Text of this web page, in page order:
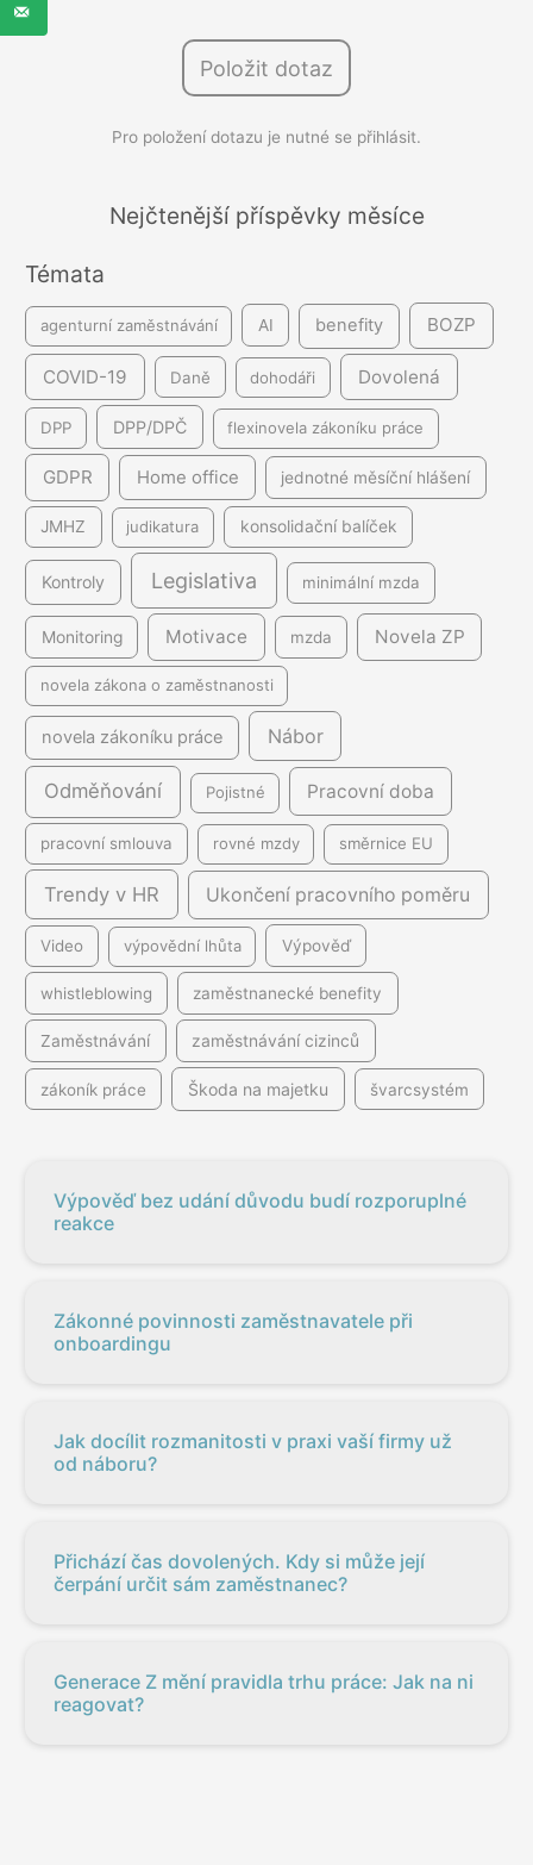
h
í
Položit dotaz
Pro položení dotazu je nutné se přihlásit.
Nejčtenější příspěvky měsíce
Témata
agenturní zaměstnávání AI benefity BOZP
COVID-19 Daně dohodáři Dovolená
DPP DPP/DPČ flexinovela zákoníku práce
GDPR Home office jednotné měsíční hlášení
JMHZ judikatura konsolidační balíček
Kontroly Legislativa minimální mzda
Monitoring Motivace mzda Novela ZP
novela zákona o zaměstnanosti
novela zákoníku práce Nábor
Odměňování Pojistné Pracovní doba
pracovní smlouva rovné mzdy směrnice EU
Trendy v HR Ukončení pracovního poměru
Video výpovědní lhůta Výpověď
whistleblowing zaměstnanecké benefity
Zaměstnávání zaměstnávání cizinců
zákoník práce Škoda na majetku švarcsystém
Výpověď bez udání důvodu budí rozporuplné
reakce
Zákonné povinnosti zaměstnavatele při
onboardingu
Jak docílit rozmanitosti v praxi vaší firmy už
od náboru?
Přichází čas dovolených. Kdy si může její
čerpání určit sám zaměstnanec?
Generace Z mění pravidla trhu práce: Jak na ni
reagovat?